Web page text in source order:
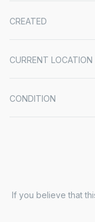
CREATED
CURRENT LOCATION
CONDITION
If you believe that